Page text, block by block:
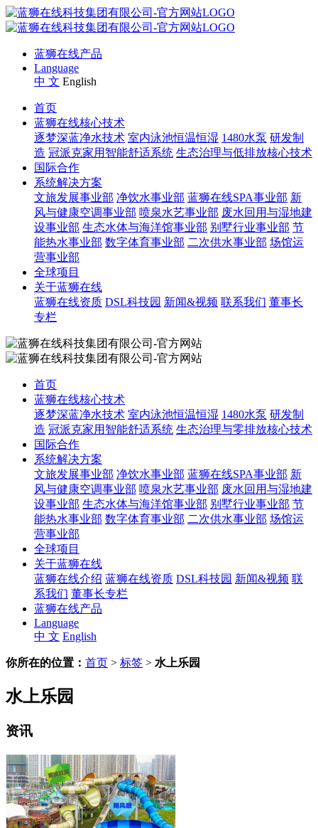
蓝狮在线产品
Language
中 文 English
首页
蓝狮在线核心技术
逐梦深蓝净水技术 室内泳池恒温恒湿 1480水泵 研发制
造 冠派克家用智能舒适系统 生态治理与低排放核心技术
国际合作
系统解决方案
文旅发展事业部 净饮水事业部 蓝狮在线SPA事业部 新
风与健康空调事业部 喷泉水艺事业部 废水回用与湿地建
设事业部 生态水体与海洋馆事业部 别墅行业事业部 节
能热水事业部 数字体育事业部 二次供水事业部 场馆运
营事业部
全球项目
关于蓝狮在线
蓝狮在线资质 DSL科技园 新闻&视频 联系我们 董事长
专栏
首页
蓝狮在线核心技术
逐梦深蓝净水技术 室内泳池恒温恒湿 1480水泵 研发制
造 冠派克家用智能舒适系统 生态治理与零排放核心技术
国际合作
系统解决方案
文旅发展事业部 净饮水事业部 蓝狮在线SPA事业部 新
风与健康空调事业部 喷泉水艺事业部 废水回用与湿地建
设事业部 生态水体与海洋馆事业部 别墅行业事业部 节
能热水事业部 数字体育事业部 二次供水事业部 场馆运
营事业部
全球项目
关于蓝狮在线
蓝狮在线介绍 蓝狮在线资质 DSL科技园 新闻&视频 联
系我们 董事长专栏
蓝狮在线产品
Language
中 文 English
你所在的位置： 首页 > 标签 > 水上乐园
水上乐园
资讯